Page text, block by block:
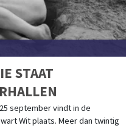
STAAT
september vindt in de
Wit plaats. Meer dan twintig